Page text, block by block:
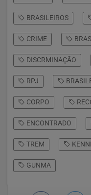
BRASILEIROS
CRIME
DISCRMINAÇÃO
RPJ
CORPO
ENCONTRADO
TREM
GUNMA